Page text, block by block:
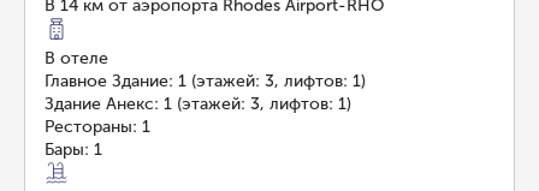
В 14 км от аэропорта Rhodes Airport-RHO
В отеле
Главное Здание: 1 (этажей: 3, лифтов: 1)
Здание Анекс: 1 (этажей: 3, лифтов: 1)
Рестораны: 1
Бары: 1